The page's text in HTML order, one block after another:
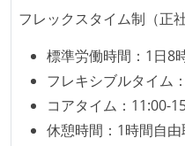
開発メンバーの裁量
設計・実装から運用
ロントエンド、バッ
の境界を超えて、個
いく姿勢が根付いてい
フレックスタイム制（正
標準労働時間：1日8
フレキシブルタイム
コアタイム：11:00-
休憩時間：1時間自